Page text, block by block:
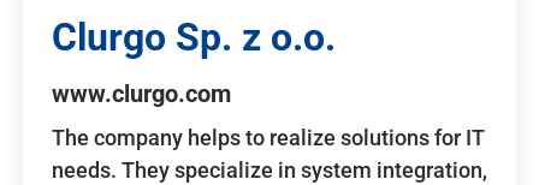
Clurgo Sp. z o.o.
www.clurgo.com
The company helps to realize solutions for IT
needs. They specialize in system integration,